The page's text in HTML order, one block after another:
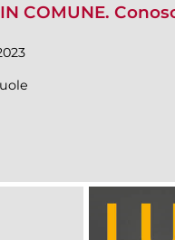
COMUNE.